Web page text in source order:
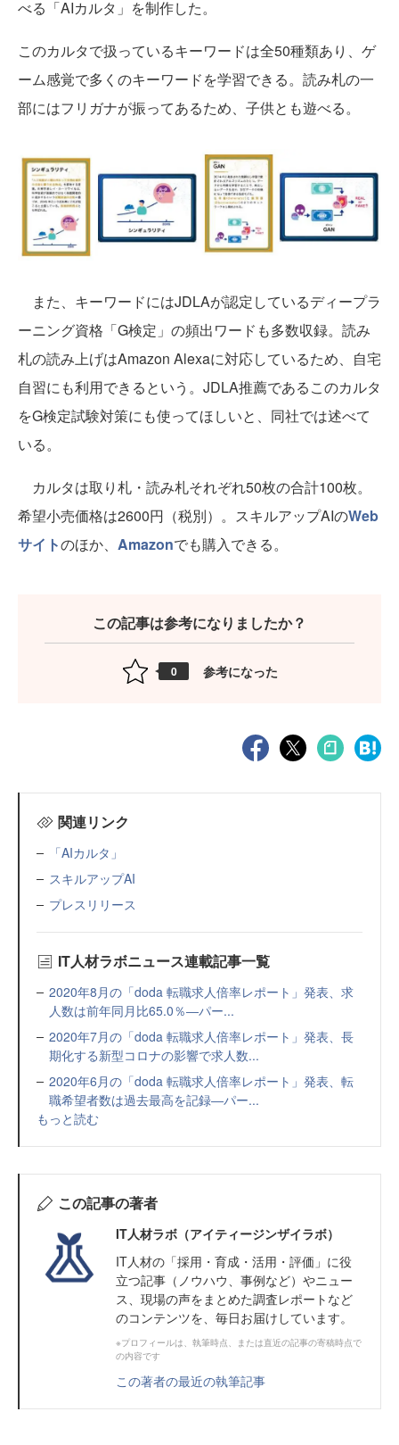
べる「AIカルタ」を制作した。
このカルタで扱っているキーワードは全50種類あり、ゲ
ーム感覚で多くのキーワードを学習できる。読み札の一
部にはフリガナが振ってあるため、子供とも遊べる。
また、キーワードにはJDLAが認定しているディープラ
ーニング資格「G検定」の頻出ワードも多数収録。読み
札の読み上げはAmazon Alexaに対応しているため、自宅
自習にも利用できるという。JDLA推薦であるこのカルタ
をG検定試験対策にも使ってほしいと、同社では述べて
いる。
カルタは取り札・読み札それぞれ50枚の合計100枚。
希望小売価格は2600円（税別）。スキルアップAIのWeb
サイトのほか、 Amazonでも購入できる。
この記事は参考になりましたか？
0 参考になった
関連リンク
「AIカルタ」
スキルアップAI
プレスリリース
IT人材ラボニュース連載記事一覧
2020年8月の「doda 転職求人倍率レポート」発表、求
人数は前年同月比65.0％―パー...
2020年7月の「doda 転職求人倍率レポート」発表、長
期化する新型コロナの影響で求人数...
2020年6月の「doda 転職求人倍率レポート」発表、転
職希望者数は過去最高を記録―パー...
もっと読む
この記事の著者
IT人材ラボ（アイティージンザイラボ）
IT⼈材の「採⽤・育成・活⽤・評価」に役
⽴つ記事（ノウハウ、事例など）やニュー
ス、現場の声をまとめた調査レポートなど
のコンテンツを、毎日お届けしています。
※プロフィールは、執筆時点、または直近の記事の寄稿時点で
の内容です
この著者の最近の執筆記事